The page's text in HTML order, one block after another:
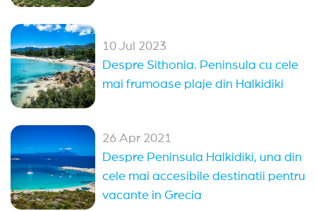
10 Jul 2023
Despre Sithonia. Peninsula cu cele
mai frumoase plaje din Halkidiki
26 Apr 2021
Despre Peninsula Halkidiki, una din
cele mai accesibile destinatii pentru
vacante in Grecia